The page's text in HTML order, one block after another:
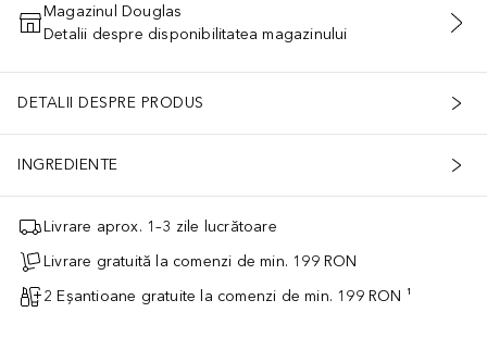
ADĂUGAȚI ÎN COŞ
Magazinul Douglas
Detalii despre disponibilitatea magazinului
DETALII DESPRE PRODUS
INGREDIENTE
Livrare aprox. 1–3 zile lucrătoare
Livrare gratuită la comenzi de min. 199 RON
2 Eșantioane gratuite la comenzi de min. 199 RON ¹